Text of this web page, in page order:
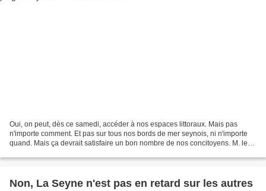
Oui, on peut, dès ce samedi, accéder à nos espaces littoraux. Mais pas
n'importe comment. Et pas sur tous nos bords de mer seynois, ni n'importe
quand. Mais ça devrait satisfaire un bon nombre de nos concitoyens. M. le
Non, La Seyne n'est pas en retard sur les autres